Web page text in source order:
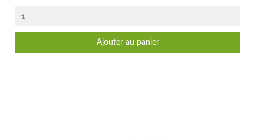
Ajouter au panier